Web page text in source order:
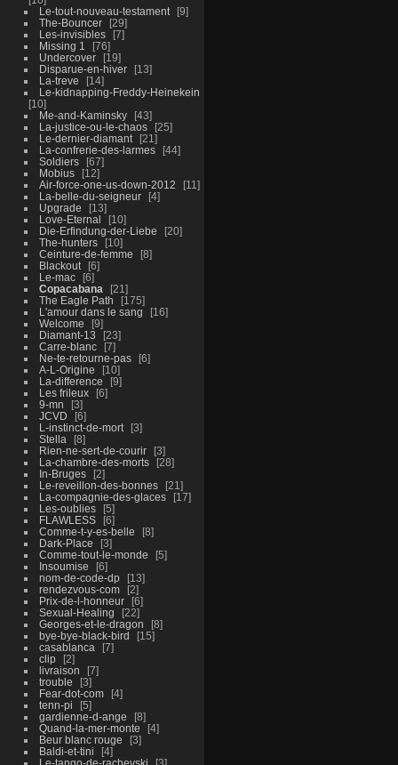
Le-tout-nouveau-testament
9
The-Bouncer
29
Les-invisibles
7
Missing 1
76
Undercover
19
Disparue-en-hiver
13
La-treve
14
Le-kidnapping-Freddy-Heinekein
10
Me-and-Kaminsky
43
La-justice-ou-le-chaos
25
Le-dernier-diamant
21
La-confrerie-des-larmes
44
Soldiers
67
Mobius
12
Air-force-one-us-down-2012
11
La-belle-du-seigneur
4
Upgrade
13
Love-Eternal
10
Die-Erfindung-der-Liebe
20
The-hunters
10
Ceinture-de-femme
8
Blackout
6
Le-mac
6
Copacabana
21
The Eagle Path
175
L'amour dans le sang
16
Welcome
9
Diamant-13
23
Carre-blanc
7
Ne-te-retourne-pas
6
A-L-Origine
10
La-difference
9
Les frileux
6
9-mn
3
JCVD
6
L-instinct-de-mort
3
Stella
8
Rien-ne-sert-de-courir
3
La-chambre-des-morts
28
In-Bruges
2
Le-reveillon-des-bonnes
21
La-compagnie-des-glaces
17
Les-oublies
5
FLAWLESS
6
Comme-t-y-es-belle
8
Dark-Place
3
Comme-tout-le-monde
5
Insoumise
6
nom-de-code-dp
13
rendezvous-com
2
Prix-de-l-honneur
6
Sexual-Healing
22
Georges-et-le-dragon
8
bye-bye-black-bird
15
casablanca
7
clip
2
livraison
7
trouble
3
Fear-dot-com
4
tenn-pi
5
gardienne-d-ange
8
Quand-la-mer-monte
4
Beur blanc rouge
3
Baldi-et-tini
4